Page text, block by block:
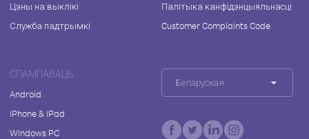
Цэны на выклікі
Служба падтрымкі
Палітыка канфідэнцыяльнасці
Customer Complaints Code
СПАМПАВАЦЬ
Android
iPhone & iPad
Windows PC
Беларуская